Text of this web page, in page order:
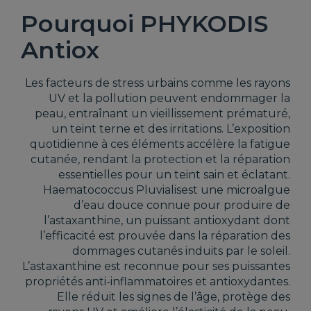
Pourquoi PHYKODIS
Antiox
Les facteurs de stress urbains comme les rayons
UV et la pollution peuvent endommager la
peau, entraînant un vieillissement prématuré,
un teint terne et des irritations. L’exposition
quotidienne à ces éléments accélère la fatigue
cutanée, rendant la protection et la réparation
essentielles pour un teint sain et éclatant.
Haematococcus Pluvialisest une microalgue
d’eau douce connue pour produire de
l’astaxanthine, un puissant antioxydant dont
l’efficacité est prouvée dans la réparation des
dommages cutanés induits par le soleil.
L’astaxanthine est reconnue pour ses puissantes
propriétés anti-inflammatoires et antioxydantes.
Elle réduit les signes de l’âge, protège des